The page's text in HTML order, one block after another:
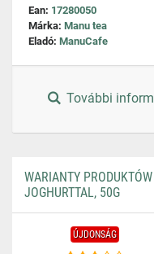
Ean: 17280050
Márka: Manu tea
Eladó: ManuCafe
További
WARIANTY
JOGHURTTAL, 50G
ÚJDONSÁG